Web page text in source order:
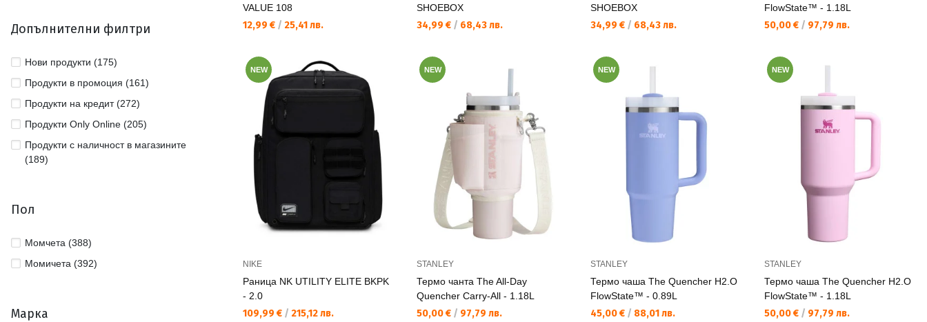
Допълнителни филтри
Нови продукти (175)
Продукти в промоция (161)
Продукти на кредит (272)
Продукти Only Online (205)
Продукти с наличност в магазините
(189)
Пол
Момчета (388)
Момичета (392)
Марка
VALUE 108
Текуща цена:
12,99 € / 25,41 лв.
SHOEBOX
Текуща цена:
34,99 € / 68,43 лв.
SHOEBOX
Текуща цена:
34,99 € / 68,43 лв.
FlowState™ - 1.18L
Текуща цена:
50,00 € / 97,79 лв.
NEW
NIKE
Раница NK UTILITY ELITE BKPK
- 2.0
Текуща цена:
109,99 € / 215,12 лв.
NEW
STANLEY
Термо чанта The All-Day
Quencher Carry-All - 1.18L
Текуща цена:
50,00 € / 97,79 лв.
NEW
STANLEY
Термо чаша The Quencher H2.O
FlowState™ - 0.89L
Текуща цена:
45,00 € / 88,01 лв.
NEW
STANLEY
Термо чаша The Quencher H2.O
FlowState™ - 1.18L
Текуща цена:
50,00 € / 97,79 лв.